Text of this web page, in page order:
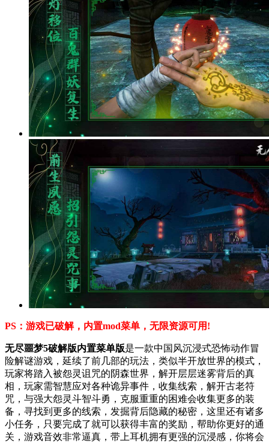
PS：游戏已破解，内置mod菜单，无限资源可用!
无尽噩梦5破解版内置菜单版是一款中国风沉浸式恐怖动作冒
险解谜游戏，延续了前几部的玩法，类似半开放世界的模式，
玩家将踏入被怨灵诅咒的阴森世界，解开层层迷雾背后的真
相，玩家需智慧应对各种诡异事件，收集线索，解开古老符
咒，与强大怨灵斗智斗勇，克服重重的困难会收集更多的装
备，寻找到更多的线索，发掘背后隐藏的秘密，这里还有诸多
小任务，只要完成了就可以获得丰富的奖励，帮助你更好的通
关，游戏音效非常逼真，带上耳机拥有更强的沉浸感，你将会